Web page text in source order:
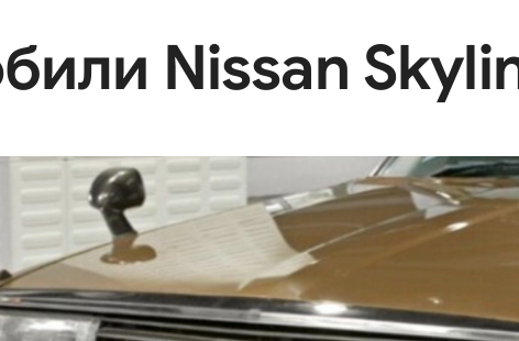
Nissan